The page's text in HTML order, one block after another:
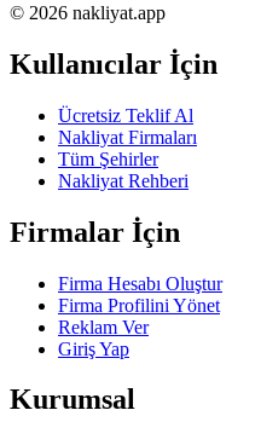
© 2026 nakliyat.app
Kullanıcılar İçin
Ücretsiz Teklif Al
Nakliyat Firmaları
Tüm Şehirler
Nakliyat Rehberi
Firmalar İçin
Firma Hesabı Oluştur
Firma Profilini Yönet
Reklam Ver
Giriş Yap
Kurumsal